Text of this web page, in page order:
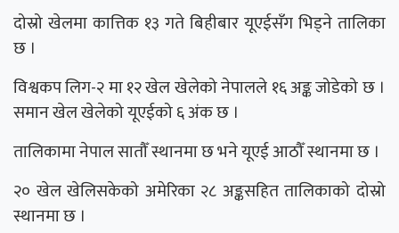
दोस्रो खेलमा कात्तिक १३ गते बिहीबार यूएईसँग भिड्ने तालिका
छ ।
विश्वकप लिग-२ मा १२ खेल खेलेको नेपालले १६ अङ्क जोडेको छ ।
समान खेल खेलेको यूएईको ६ अंक छ ।
तालिकामा नेपाल सातौँ स्थानमा छ भने यूएई आठौँ स्थानमा छ ।
२० खेल खेलिसकेको अमेरिका २८ अङ्कसहित तालिकाको दोस्रो
स्थानमा छ ।